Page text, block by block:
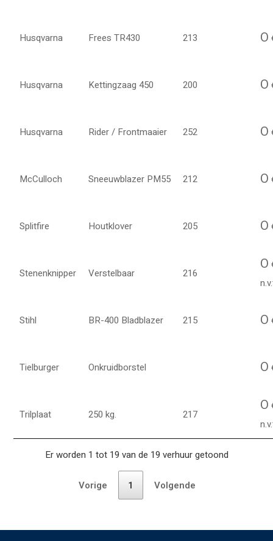
Husqvarna Frees TR430 213 O
Husqvarna Kettingzaag 450 200 O
Husqvarna Rider / Frontmaaier 252 O
McCulloch Sneeuwblazer PM55 212 O
Splitfire Houtklover 205 O
Stenenknipper Verstelbaar 216
O
Stihl BR-400 Bladblazer 215 O
Tielburger Onkruidborstel O
Trilplaat 250 kg. 217
O
Er worden 1 tot 19 van de 19 verhuur getoond
Vorige 1 Volgende